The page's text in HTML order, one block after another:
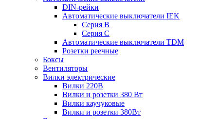
DIN-рейки
Автоматические выключатели IEK
Серия B
Серия С
Автоматические выключатели TDM
Розетки реечные
Боксы
Вентиляторы
Вилки электрические
Вилки 220В
Вилки и розетки 380 Вт
Вилки каучуковые
Вилки и розетки 380Вт